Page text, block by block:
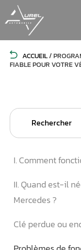
ACCUEIL/
FIABLE POUR VOTRE
Search
I. Comment
II. Quand est-il
Mercedes ?
Clé perdue ou